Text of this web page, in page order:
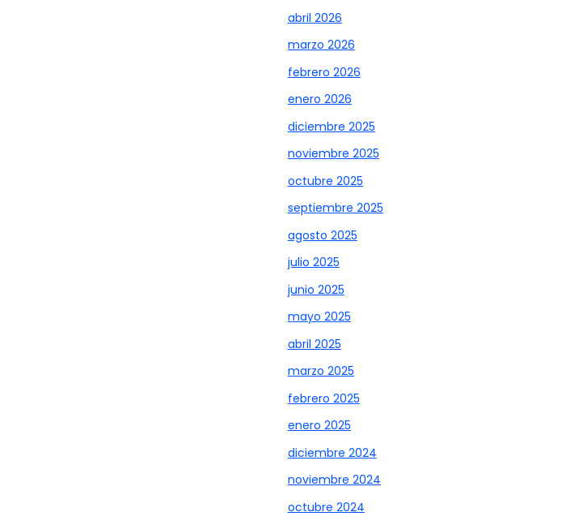
abril 2026
marzo 2026
febrero 2026
enero 2026
diciembre 2025
noviembre 2025
octubre 2025
septiembre 2025
agosto 2025
julio 2025
junio 2025
mayo 2025
abril 2025
marzo 2025
febrero 2025
enero 2025
diciembre 2024
noviembre 2024
octubre 2024